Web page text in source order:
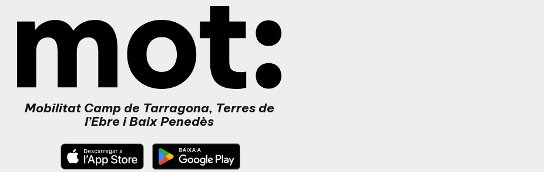
Mot - Inici
Mobilitat Camp de Tarragona, Terres de
l’Ebre i Baix Penedès